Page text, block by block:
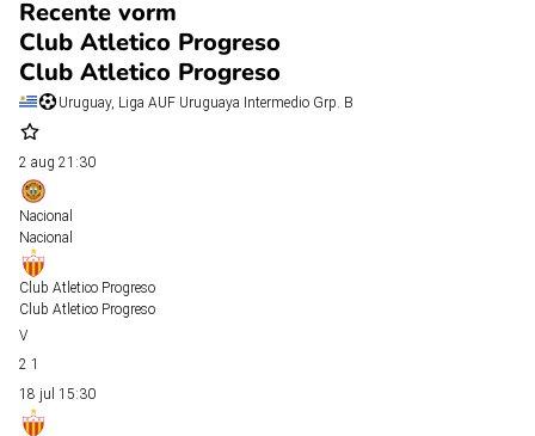
Recente vorm
Club Atletico Progreso
Club Atletico Progreso
Uruguay, Liga AUF Uruguaya Intermedio Grp. B
2 aug 21:30
Nacional
Nacional
Club Atletico Progreso
Club Atletico Progreso
2 1
18 jul 15:30